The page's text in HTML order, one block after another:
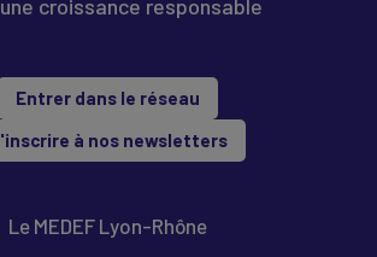
croissance responsable
Entrer dans le réseau
à nos newsletters
Le MEDEF Lyon-Rhône